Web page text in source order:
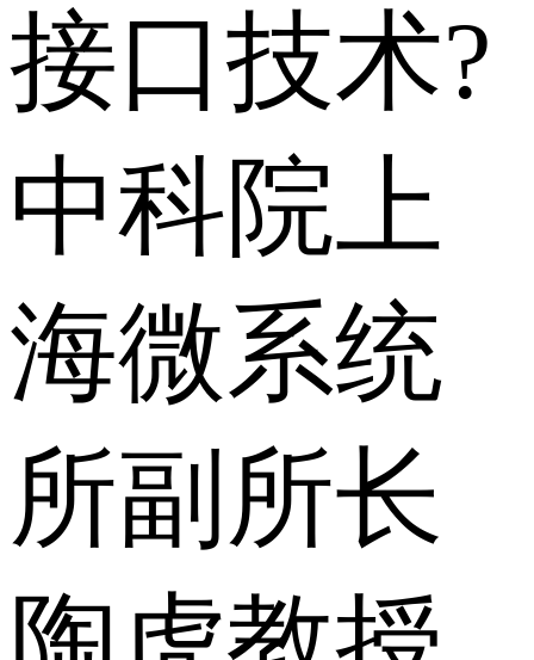
接口技术?
中科院上
海微系统
所副所长